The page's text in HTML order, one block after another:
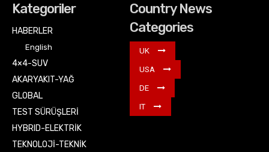
Kategoriler
HABERLER
English
4×4-SUV
AKARYAKIT-YAĞ
GLOBAL
TEST SÜRÜŞLERİ
HYBRID-ELEKTRİK
TEKNOLOJİ-TEKNİK
Country News
Categories
UK
USA
DE
IT